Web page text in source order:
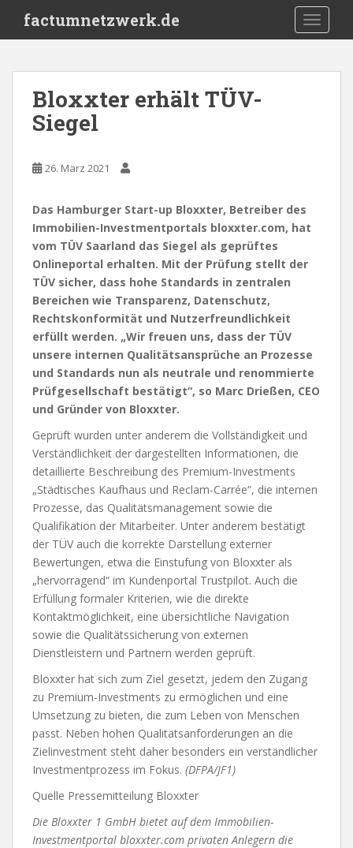
i
factumnetzwerk.de
Bloxxter erhält TÜV-
Siegel
26. März 2021
Das Hamburger Start-up Bloxxter, Betreiber des
Immobilien-Investmentportals bloxxter.com, hat
vom TÜV Saarland das Siegel als geprüftes
Onlineportal erhalten. Mit der Prüfung stellt der
TÜV sicher, dass hohe Standards in zentralen
Bereichen wie Transparenz, Datenschutz,
Rechtskonformität und Nutzerfreundlichkeit
erfüllt werden. „Wir freuen uns, dass der TÜV
unsere internen Qualitätsansprüche an Prozesse
und Standards nun als neutrale und renommierte
Prüfgesellschaft bestätigt“, so Marc Drießen, CEO
und Gründer von Bloxxter.
Geprüft wurden unter anderem die Vollständigkeit und
Verständlichkeit der dargestellten Informationen, die
detaillierte Beschreibung des Premium-Investments
„Städtisches Kaufhaus und Reclam-Carrée“, die internen
Prozesse, das Qualitätsmanagement sowie die
Qualifikation der Mitarbeiter. Unter anderem bestätigt
der TÜV auch die korrekte Darstellung externer
Bewertungen, etwa die Einstufung von Bloxxter als
„hervorragend“ im Kundenportal Trustpilot. Auch die
Erfüllung formaler Kriterien, wie die direkte
Kontaktmöglichkeit, eine übersichtliche Navigation
sowie die Qualitätssicherung von externen
Dienstleistern und Partnern werden geprüft.
Bloxxter hat sich zum Ziel gesetzt, jedem den Zugang
zu Premium-Investments zu ermöglichen und eine
Umsetzung zu bieten, die zum Leben von Menschen
passt. Neben hohen Qualitätsanforderungen an die
Zielinvestment steht daher besonders ein verständlicher
Investmentprozess im Fokus. (DFPA/JF1)
Quelle Pressemitteilung Bloxxter
Die Bloxxter 1 GmbH bietet auf dem Immobilien-
Investmentportal bloxxter.com privaten Anlegern die